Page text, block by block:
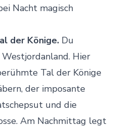
Nacht magisch
der Könige. Du
Hier
Tal der Könige
der imposante
und die
Am Nachmittag legt